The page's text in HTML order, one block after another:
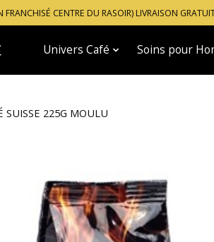
CENTRE DU RASOIR) LIVRAISON
Univers Café Soins pour
SUISSE 225G MOULU